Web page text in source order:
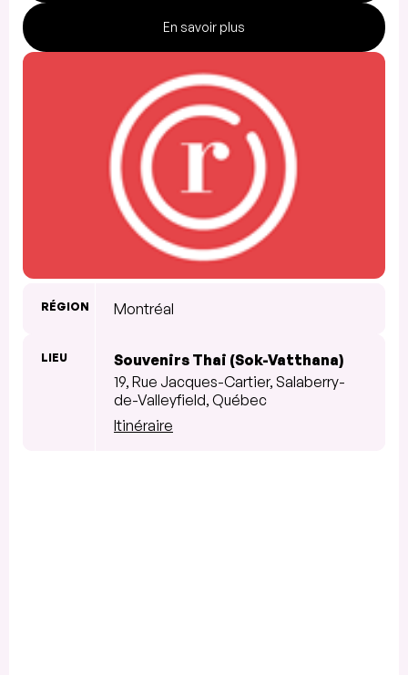
En savoir plus
RÉGION Montréal
LIEU
Souvenirs Thai (Sok-Vatthana)
19, Rue Jacques-Cartier, Salaberry-
de-Valleyfield, Québec
Itinéraire